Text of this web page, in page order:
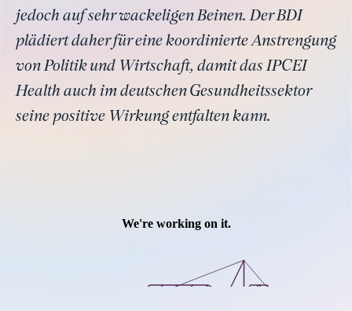
jedoch auf sehr wackeligen Beinen. Der BDI
plädiert daher für eine koordinierte Anstrengung
von Politik und Wirtschaft, damit das IPCEI
Health auch im deutschen Gesundheitssektor
seine positive Wirkung entfalten kann.